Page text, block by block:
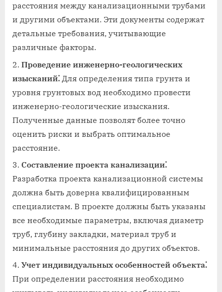
расстояния между канализационными трубами
и другими объектами. Эти документы содержат
детальные требования, учитывающие
различные факторы.
Проведение инженерно-геологических
изысканий⁚ Для определения типа грунта и
уровня грунтовых вод необходимо провести
инженерно-геологические изыскания.
Полученные данные позволят более точно
оценить риски и выбрать оптимальное
расстояние.
Составление проекта канализации⁚
Разработка проекта канализационной системы
должна быть доверна квалифицированным
специалистам. В проекте должны быть указаны
все необходимые параметры, включая диаметр
труб, глубину закладки, материал труб и
минимальные расстояния до других объектов.
Учет индивидуальных особенностей объекта⁚
При определении расстояния необходимо